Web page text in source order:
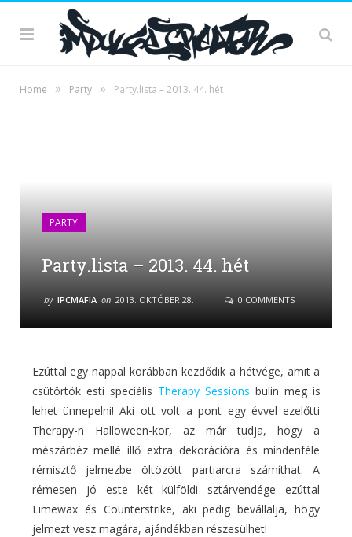
Home » Party » Party.lista – 2013. 44. hét
PARTY
Party.lista – 2013. 44. hét
by IPCMAFIA on 2013. OKTÓBER 28. 0 COMMENTS
Ezúttal egy nappal korábban kezdődik a hétvége, amit a
csütörtök esti speciális Therapy Sessions bulin meg is
lehet ünnepelni! Aki ott volt a pont egy évvel ezelőtti
Therapy-n Halloween-kor, az már tudja, hogy a
mészárbéz mellé illő extra dekorációra és mindenféle
rémisztő jelmezbe öltözött partiarcra számíthat. A
rémesen jó este két külföldi sztárvendége ezúttal
Limewax és Counterstrike, aki pedig bevállalja, hogy
jelmezt vesz magára, ajándékban részesülhet!